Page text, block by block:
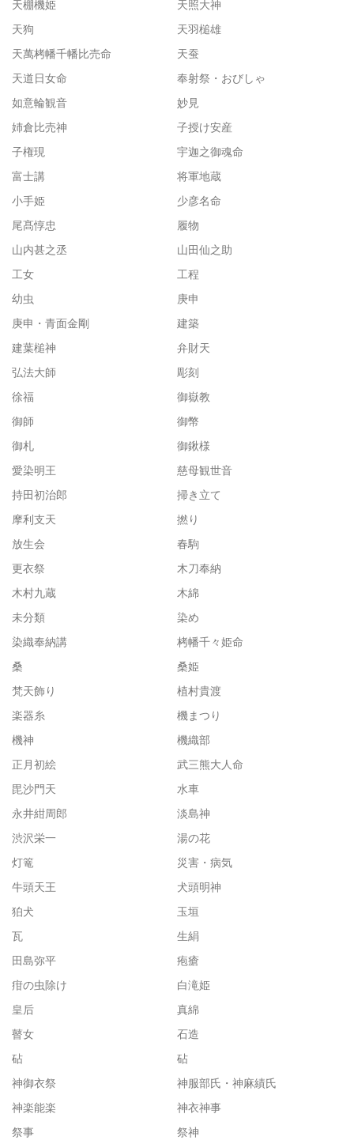
天棚機姫
天照大神
天狗
天羽槌雄
天萬栲幡千幡比売命
天蚕
天道日女命
奉射祭・おびしゃ
如意輪観音
妙見
姉倉比売神
子授け安産
子権現
宇迦之御魂命
富士講
将軍地蔵
小手姫
少彦名命
尾髙惇忠
履物
山内甚之丞
山田仙之助
工女
工程
幼虫
庚申
庚申・青面金剛
建築
建葉槌神
弁財天
弘法大師
彫刻
徐福
御嶽教
御師
御幣
御札
御鍬様
愛染明王
慈母観世音
持田初治郎
掃き立て
摩利支天
撚り
放生会
春駒
更衣祭
木刀奉納
木村九蔵
木綿
未分類
染め
染織奉納講
栲幡千々姫命
桑
桑姫
梵天飾り
植村貴渡
楽器糸
機まつり
機神
機織部
正月初絵
武三熊大人命
毘沙門天
水車
永井紺周郎
淡島神
渋沢栄一
湯の花
灯篭
災害・病気
牛頭天王
犬頭明神
狛犬
玉垣
瓦
生絹
田島弥平
疱瘡
疳の虫除け
白滝姫
皇后
真綿
瞽女
石造
砧
砧
神御衣祭
神服部氏・神麻績氏
神楽能楽
神衣神事
祭事
祭神